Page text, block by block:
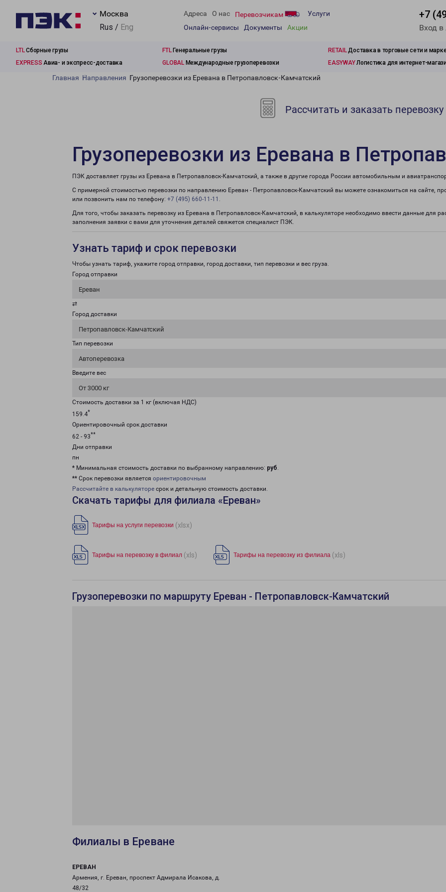
Москва
Rus / Eng
Адреса О нас Перевозчикам
Услуги
Онлайн-сервисы
Документы Акции
+7
Вход
LTLСборные грузы FTLГенеральные грузы RETAILДоставка в торговые сети и
EXPRESS Авиа- и экспресс-доставка GLOBALМеждународные грузоперевозки EASYWAYЛогистика для интернет-
Главная Направления Грузоперевозки из Еревана в Петропавловск-Камчатский
Рассчитать и заказать перевозку
Грузоперевозки из Еревана в
ПЭК доставляет грузы из Еревана в Петропавловск-Камчатский, а также в другие города России автомобильным и
С примерной стоимостью перевозки по направлению Ереван - Петропавловск-Камчатский вы можете ознакомиться на сайте,
или позвонить нам по телефону: +7 (495) 660-11-11 .
Для того, чтобы заказать перевозку из Еревана в Петропавловск-Камчатский, в калькуляторе необходимо ввести данные для
заполнения заявки с вами для уточнения деталей свяжется специалист ПЭК.
Узнать тариф и срок перевозки
Чтобы узнать тариф, укажите город отправки, город доставки, тип перевозки и вес груза.
Город отправки
Ереван
⇄
Город доставки
Петропавловск-Камчатский
Тип перевозки
Автоперевозка
Введите вес
От 3000 кг
Стоимость доставки за 1 кг (включая НДС)
159.4*
Ориентировочный срок доставки
62 - 93**
Дни отправки
пн
* Минимальная стоимость доставки по выбранному направлению: руб.
** Срок перевозки является ориентировочным
Рассчитайте в калькуляторе срок и детальную стоимость доставки.
Скачать тарифы для филиала «Ереван»
Тарифы на услуги перевозки (xlsx)
Тарифы на перевозку в филиал (xls) Тарифы на перевозку из филиала (xls)
Грузоперевозки по маршруту Ереван - Петропавловск-Камчатский
Филиалы в Ереване
ЕРЕВАН
Армения, г. Ереван, проспект Адмирала Исакова, д.
48/32